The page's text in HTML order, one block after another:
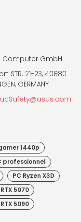
Computer GmbH
STR. 21-23, 40880
GERMANY
1440p
professionnel
PC Ryzen X3D
5070
5090